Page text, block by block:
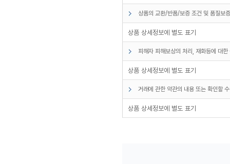
상품의 교환/반품/보증 조건 및 품질보
상품 상세정보에 별도 표기
피해자 피해보상의 처리, 재화등에 대
상품 상세정보에 별도 표기
거래에 관한 약관의 내용 또는 확인할
상품 상세정보에 별도 표기